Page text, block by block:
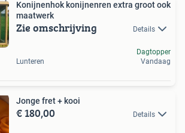
Konijnenhok konijnenren extra groot ook
maatwerk
Zie omschrijving Details
Lunteren
Dagtopper
Vandaag
Jonge fret + kooi
€ 180,00 Details